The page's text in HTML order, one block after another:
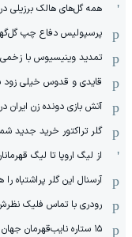
همه گل‌های هالک برزیلی
پرسپولیس دفاع چپ
تمدید وینیسیوس با زخمی
قایدی و قدوس خیلی
آتش بازی دونده زن ایران
گلر تراکتور خرید جدید
از لیگ اروپا تا لیگ
آرسنال این گلر پراشتباه
رودری با تماس فلیک
١۵ ستاره نایب‌قهرمان جهان برای شکار طلای اروپا